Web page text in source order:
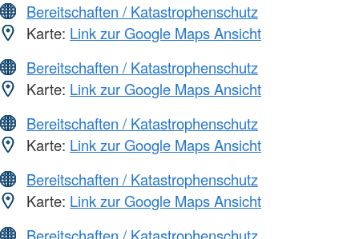
Bereitschaften / Katastrophenschutz
Karte: Link zur Google Maps Ansicht
Bereitschaften / Katastrophenschutz
Karte: Link zur Google Maps Ansicht
Bereitschaften / Katastrophenschutz
Karte: Link zur Google Maps Ansicht
Bereitschaften / Katastrophenschutz
Karte: Link zur Google Maps Ansicht